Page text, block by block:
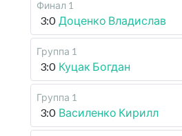
Финал 1
3:0 Доценко Владислав
Группа 1
3:0 Куцак Богдан
Группа 1
3:0 Василенко Кирилл